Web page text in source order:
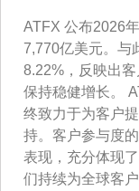
ATFX 公布2026
7,770亿美元。与
8.22%，反映出
保持稳健增长。
终致力于为客户
持。客户参与度
表现，充分体现
们持续为全球客